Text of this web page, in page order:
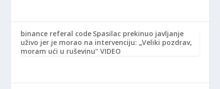
binance referal code Spasilac prekinuo javljanje
uživo jer je morao na intervenciju: „Veliki pozdrav,
moram ući u ruševinu“ VIDEO